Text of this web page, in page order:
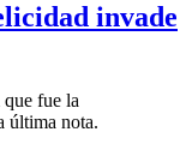
invade
fue la
última nota.